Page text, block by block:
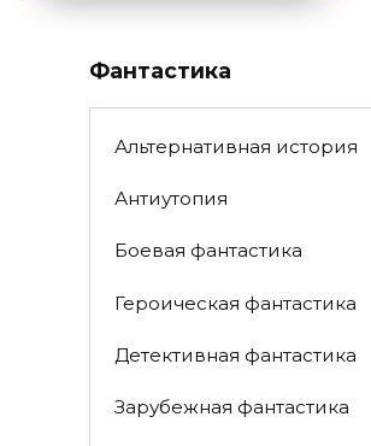
Фантастика
Альтернативная история
Антиутопия
Боевая фантастика
Героическая фантастика
Детективная фантастика
Зарубежная фантастика